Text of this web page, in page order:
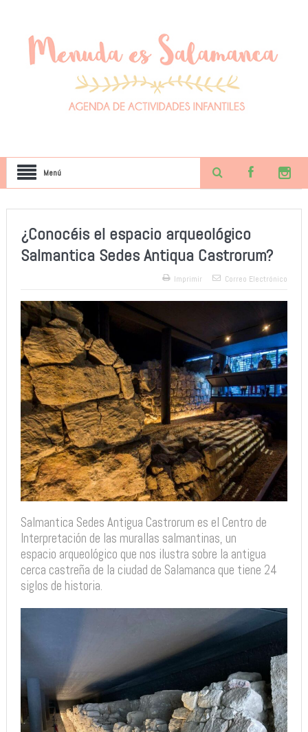
Menú
¿Conocéis el espacio arqueológico
Salmantica Sedes Antiqua Castrorum?
Imprimir Correo Electrónico
Salmantica Sedes Antigua Castrorum es el Centro de
Interpretación de las murallas salmantinas, un
espacio arqueológico que nos ilustra sobre la antigua
cerca castreña de la ciudad de Salamanca que tiene 24
siglos de historia.